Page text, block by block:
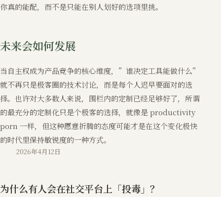
你真的能配，而不是只能在别人划好的选项里挑。
未来会如何发展
当自主权成为产品竞争的核心维度，”谁决定工具能做什么”
就不再只是极客圈的技术讨论，而是每个人迟早要面对的选
择。也许对大多数人来说，围栏内的定制已经足够好了，所谓
的最充分的定制化只是个极客的选择，就像是 productivity
porn 一样，但这种愿意折腾的态度可能才是在这个变化极快
的时代里保持敏锐度的一种方式。
2026年4月12日
为什么有人会在社交平台上「投毒」？